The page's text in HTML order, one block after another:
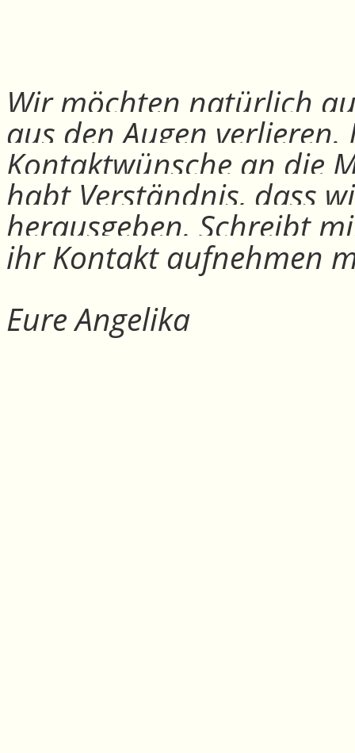
Wir möchten natürlich
aus den Augen
Kontaktwünsche an die
habt Verständnis, dass
herausgeben. Schreibt
ihr Kontakt aufnehmen
Eure Angelika